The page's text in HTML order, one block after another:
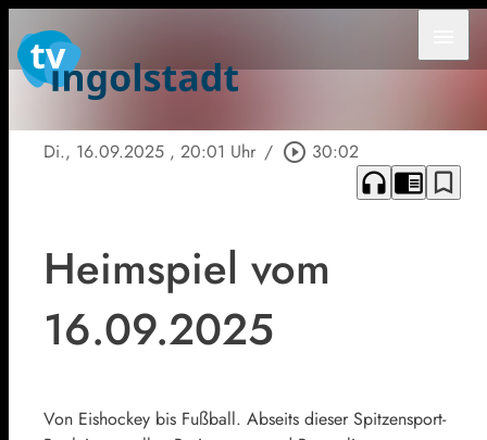
Di., 16.09.2025 , 20:01 Uhr / play_circle_outline 30:02
headphones chrome_reader_mode bookmark_border
Heimspiel vom
16.09.2025
Von Eishockey bis Fußball. Abseits dieser Spitzensport-